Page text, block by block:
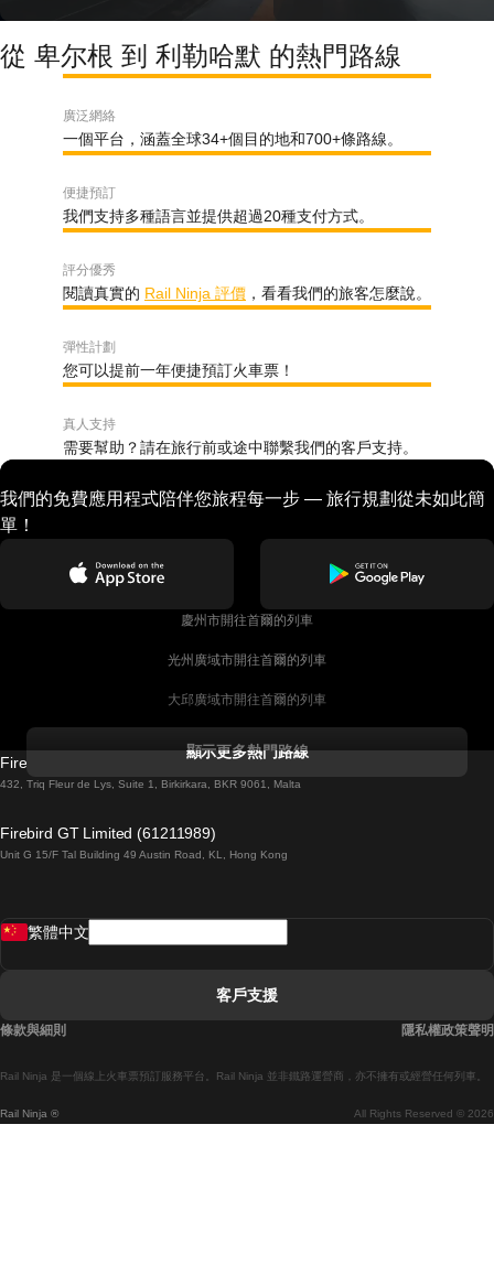
從 卑尔根 到 利勒哈默 的熱門路線
廣泛網絡
一個平台，涵蓋全球34+個目的地和700+條路線。
便捷預訂
我們支持多種語言並提供超過20種支付方式。
評分優秀
閱讀真實的 Rail Ninja 評價 ，看看我們的旅客怎麼說。
彈性計劃
您可以提前一年便捷預訂火車票！
真人支持
需要幫助？請在旅行前或途中聯繫我們的客戶支持。
我們的免費應用程式陪伴您旅程每一步 — 旅行規劃從未如此簡
單！
慶州市開往首爾的列車
光州廣域市開往首爾的列車
大邱廣域市開往首爾的列車
都柏林開往戈尔韦的列車
羅馬開往拿坡里的列車
顯示更多熱門路線
Firebird GT Limited (OC 1451)
432, Triq Fleur de Lys, Suite 1, Birkirkara, BKR 9061, Malta
Firebird GT Limited (61211989)
Unit G 15/F Tal Building 49 Austin Road, KL, Hong Kong
Rail Ninja ® All Rights Reserved © 2026
Rail Ninja 是一個線上火車票預訂服務平台。Rail Ninja 並非鐵路運營商，亦不擁有或經營任何列車。
繁體中文
客戶支援
條款與細則 隱私權政策聲明